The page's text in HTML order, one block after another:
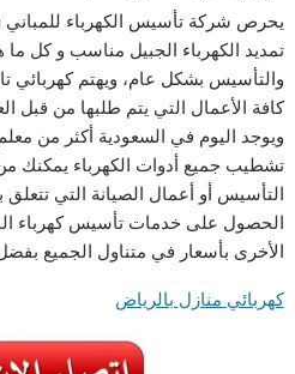
يحرص شركة تأسيس الكهرباء
تمديد الكهرباء الجبيل مناسب و كل ما
والتأسيس بشكل عام، ويهتم كهربائي
كافة الأعمال التي يتم طلبها من قبل
ويوجد اليوم في السعودية أكثر من
تشطيب جميع أدوات الكهرباء يمكنك
التأسيس أو أعمال الصيانة التي
الحصول على خدمات تأسيس كهرباء
الأخرى بأسعار في متناول الجميع
كهربائي منازل بالرياض